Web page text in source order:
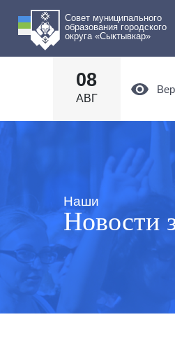
Совет муниципального
образования городского
округа «Сыктывкар»
08
АВГ
Наши
Новости